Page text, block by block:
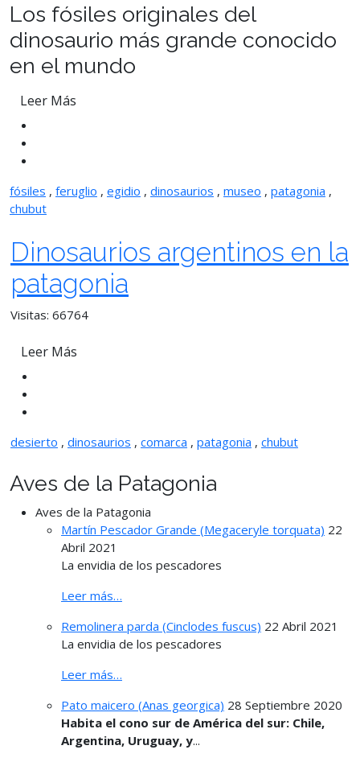
Los fósiles originales del
dinosaurio más grande conocido
en el mundo
Leer Más
fósiles , feruglio , egidio , dinosaurios , museo , patagonia ,
chubut
Dinosaurios argentinos en la
patagonia
Visitas: 66764
Leer Más
desierto , dinosaurios , comarca , patagonia , chubut
Aves de la Patagonia
Aves de la Patagonia
Martín Pescador Grande (Megaceryle torquata) 22
Abril 2021
La envidia de los pescadores
Leer más…
Remolinera parda (Cinclodes fuscus) 22 Abril 2021
La envidia de los pescadores
Leer más…
Pato maicero (Anas georgica) 28 Septiembre 2020
Habita el cono sur de América del sur: Chile,
Argentina, Uruguay, y...